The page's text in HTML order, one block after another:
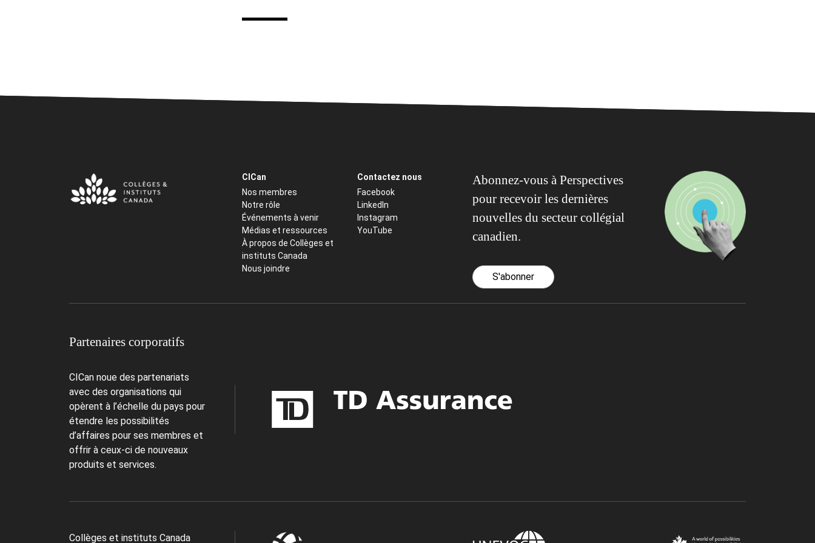
CICan
Nos membres
Notre rôle
Événements à venir
Médias et ressources
À propos de Collèges et
instituts Canada
Nous joindre
Contactez nous
Facebook
LinkedIn
Instagram
YouTube
Abonnez-vous à Perspectives
pour recevoir les dernières
nouvelles du secteur collégial
canadien.
S'abonner
Partenaires corporatifs
CICan noue des partenariats
avec des organisations qui
opèrent à l’échelle du pays pour
étendre les possibilités
d’affaires pour ses membres et
offrir à ceux-ci de nouveaux
produits et services.
Collèges et instituts Canada